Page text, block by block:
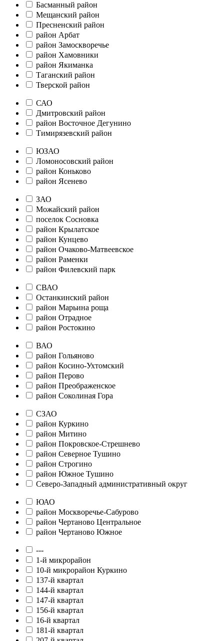
Басманный район
Мещанский район
Пресненский район
район Арбат
район Замоскворечье
район Хамовники
район Якиманка
Таганский район
Тверской район
САО
Дмитровский район
район Восточное Дегунино
Тимирязевский район
ЮЗАО
Ломоносовский район
район Коньково
район Ясенево
ЗАО
Можайский район
поселок Сосновка
район Крылатское
район Кунцево
район Очаково-Матвеевское
район Раменки
район Филевский парк
СВАО
Останкинский район
район Марьина роща
район Отрадное
район Ростокино
ВАО
район Гольяново
район Косино-Ухтомский
район Перово
район Преображенское
район Соколиная Гора
СЗАО
район Куркино
район Митино
район Покровское-Стрешнево
район Северное Тушино
район Строгино
район Южное Тушино
Северо-Западный административный округ
ЮАО
район Москворечье-Сабурово
район Чертаново Центральное
район Чертаново Южное
---
1-й микрорайон
10-й микрорайон Куркино
137-й квартал
144-й квартал
147-й квартал
156-й квартал
16-й квартал
181-й квартал